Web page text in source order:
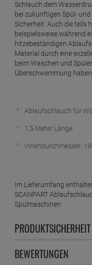
1
1
1
1
ab
Schlauch dem
bei zukünftigen Spül-
Sicherheit. Auch die teils
beispielsweise während
hitzebeständigen
Material durch eine
beim Waschen und
Überschwemmung
Ablaufschlauch für
1,5 Meter Länge
Innendurchmesser:
Im Lieferumfang
SCANPART
Spülmaschinen
PRODUKTSICHERHEIT
BEWERTUNGEN